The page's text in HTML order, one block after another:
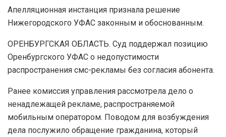
Апелляционная инстанция признала решение
Нижегородского УФАС законным и обоснованным.
ОРЕНБУРГСКАЯ ОБЛАСТЬ. Суд поддержал позицию
Оренбургского УФАС о недопустимости
распространения смс-рекламы без согласия абонента.
Ранее комиссия управления рассмотрела дело о
ненадлежащей рекламе, распространяемой
мобильным оператором. Поводом для возбуждения
дела послужило обращение гражданина, который